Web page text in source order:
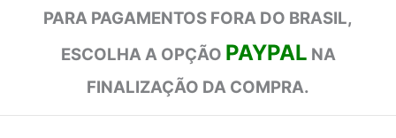
PARA PAGAMENTOS FORA DO BRASIL,
ESCOLHA A OPÇÃO PAYPAL NA
FINALIZAÇÃO DA COMPRA.